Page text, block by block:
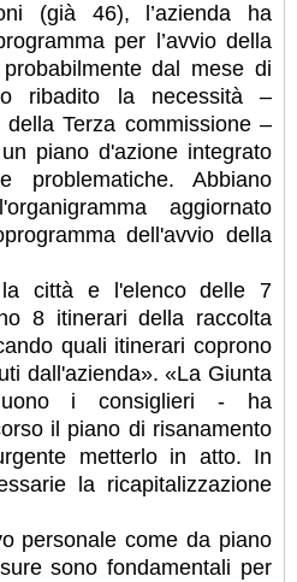
(già 46), l’azienda ha
per l’avvio della
dal mese di
ribadito la necessità –
Terza commissione –
piano d'azione integrato
problematiche. Abbiano
aggiornato
dell'avvio della
città e l'elenco delle 7
8 itinerari della raccolta
quali itinerari coprono
dall'azienda». «La Giunta
i consiglieri - ha
il piano di risanamento
metterlo in atto. In
la ricapitalizzazione
personale come da piano
sono fondamentali per